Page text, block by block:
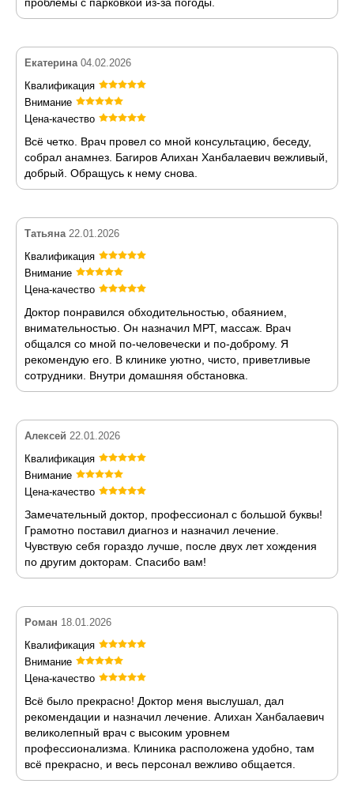
Екатерина 04.02.2026
Квалификация
Внимание
Цена-качество
Всё четко. Врач провел со мной консультацию, беседу,
собрал анамнез. Багиров Алихан Ханбалаевич вежливый,
добрый. Обращусь к нему снова.
Татьяна 22.01.2026
Квалификация
Внимание
Цена-качество
Доктор понравился обходительностью, обаянием,
внимательностью. Он назначил МРТ, массаж. Врач
общался со мной по-человечески и по-доброму. Я
рекомендую его. В клинике уютно, чисто, приветливые
сотрудники. Внутри домашняя обстановка.
Алексей 22.01.2026
Квалификация
Внимание
Цена-качество
Замечательный доктор, профессионал с большой буквы!
Грамотно поставил диагноз и назначил лечение.
Чувствую себя гораздо лучше, после двух лет хождения
по другим докторам. Спасибо вам!
Роман 18.01.2026
Квалификация
Внимание
Цена-качество
Всё было прекрасно! Доктор меня выслушал, дал
рекомендации и назначил лечение. Алихан Ханбалаевич
великолепный врач с высоким уровнем
профессионализма. Клиника расположена удобно, там
всё прекрасно, и весь персонал вежливо общается.